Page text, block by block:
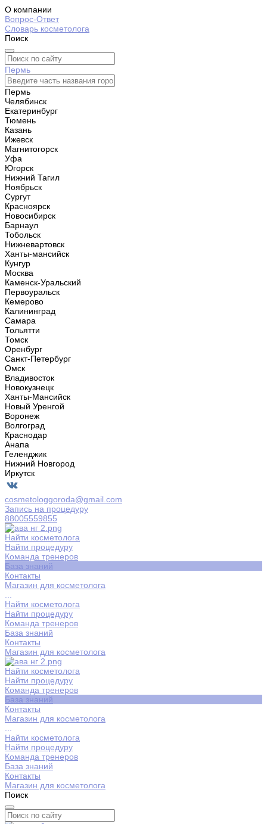
О компании
Вопрос-Ответ
Словарь косметолога
Поиск
Пермь
Пермь
Челябинск
Екатеринбург
Тюмень
Казань
Ижевск
Магнитогорск
Уфа
Югорск
Нижний Тагил
Ноябрьск
Сургут
Красноярск
Новосибирск
Барнаул
Тобольск
Нижневартовск
Ханты-мансийск
Кунгур
Москва
Каменск-Уральский
Первоуральск
Кемерово
Калининград
Самара
Тольятти
Томск
Оренбург
Санкт-Петербург
Омск
Владивосток
Новокузнецк
Ханты-Мансийск
Новый Уренгой
Воронеж
Волгоград
Краснодар
Анапа
Геленджик
Нижний Новгород
Иркутск
cosmetologgoroda@gmail.com
Запись на процедуру
88005559855
Найти косметолога
Найти процедуру
Команда тренеров
База знаний
Контакты
Магазин для косметолога
Найти косметолога
Найти процедуру
Команда тренеров
База знаний
Контакты
Магазин для косметолога
Найти косметолога
Найти процедуру
Команда тренеров
База знаний
Контакты
Магазин для косметолога
Найти косметолога
Найти процедуру
Команда тренеров
База знаний
Контакты
Магазин для косметолога
Поиск